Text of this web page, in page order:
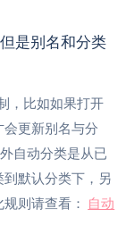
是别名和分类
，比如如果打开
更新别名与分
自动分类是从已
默认分类下，另
则请查看： 自动